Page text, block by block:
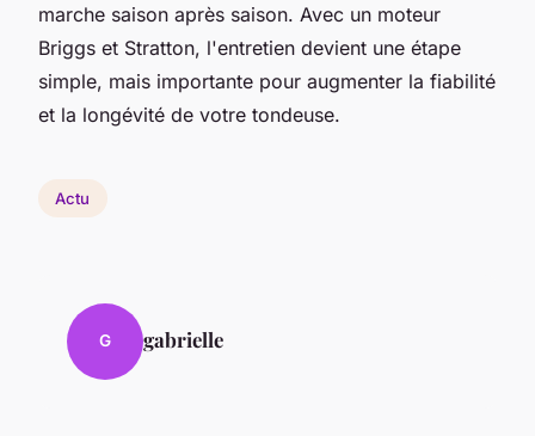
marche saison après saison. Avec un moteur
Briggs et Stratton, l'entretien devient une étape
simple, mais importante pour augmenter la fiabilité
et la longévité de votre tondeuse.
Actu
G gabrielle